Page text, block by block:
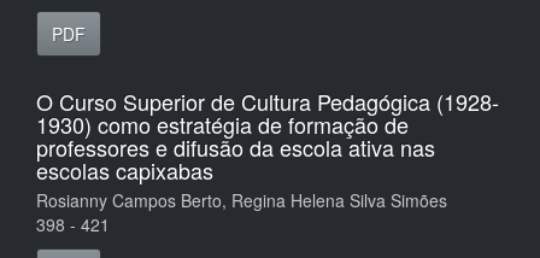
PDF
O Curso Superior de Cultura Pedagógica (1928-
1930) como estratégia de formação de
professores e difusão da escola ativa nas
escolas capixabas
Rosianny Campos Berto, Regina Helena Silva Simões
398 - 421